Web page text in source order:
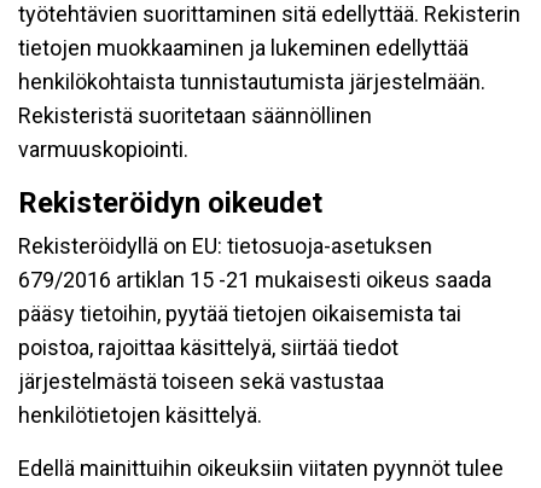
työtehtävien suorittaminen sitä edellyttää. Rekisterin
tietojen muokkaaminen ja lukeminen edellyttää
henkilökohtaista tunnistautumista järjestelmään.
Rekisteristä suoritetaan säännöllinen
varmuuskopiointi.
Rekisteröidyn oikeudet
Rekisteröidyllä on EU: tietosuoja-asetuksen
679/2016 artiklan 15 -21 mukaisesti oikeus saada
pääsy tietoihin, pyytää tietojen oikaisemista tai
poistoa, rajoittaa käsittelyä, siirtää tiedot
järjestelmästä toiseen sekä vastustaa
henkilötietojen käsittelyä.
Edellä mainittuihin oikeuksiin viitaten pyynnöt tulee